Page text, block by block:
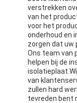
verstrekken
van het
voor het
onderhoud en
zorgen dat uw
Ons team van
helpen bij de
van
zullen hard
tevreden bent